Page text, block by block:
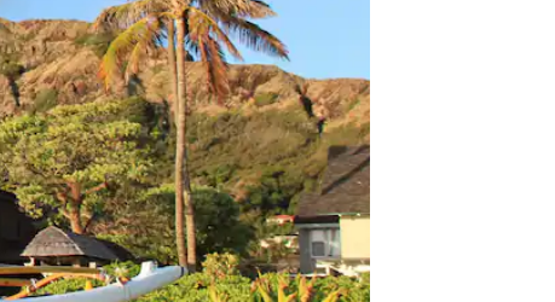
hacia arriba y hacia abajo, o bien tocando y deslizando la pantalla.